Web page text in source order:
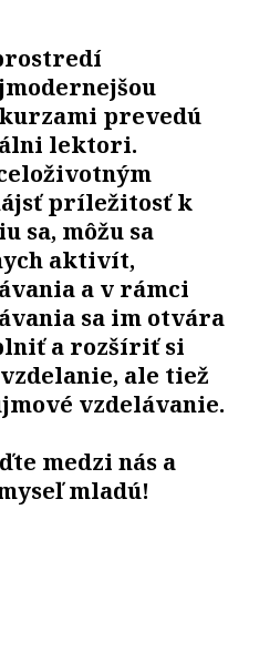
prevedú
lektori.
príležitosť k
sa, môžu sa
aktivít,
a v rámci
sa im otvára
a rozšíriť si
ale tiež
vzdelávanie.
medzi nás a
mladú!